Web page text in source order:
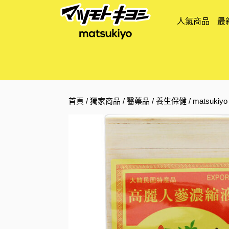
人氣商品 最
首頁 /獨家商品 /醫藥品 /養生保健 /